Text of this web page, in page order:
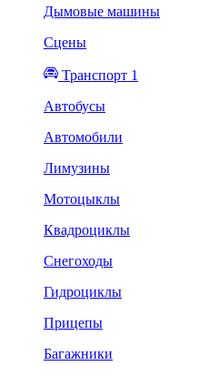
Дымовые машины
Сцены
Транспорт 1
Автобусы
Автомобили
Лимузины
Мотоцыклы
Квадроциклы
Снегоходы
Гидроциклы
Прицепы
Багажники